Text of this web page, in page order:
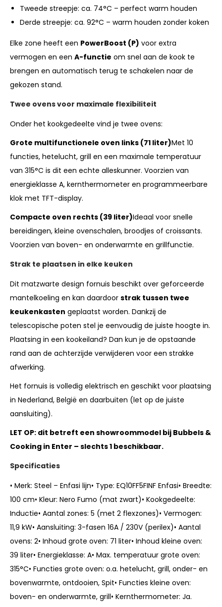
Tweede streepje: ca. 74°C – perfect warm houden
Derde streepje: ca. 92°C – warm houden zonder koken
Elke zone heeft een PowerBoost (P) voor extra
vermogen en een A-functie om snel aan de kook te
brengen en automatisch terug te schakelen naar de
gekozen stand.
Twee ovens voor maximale flexibiliteit
Onder het kookgedeelte vind je twee ovens:
Grote multifunctionele oven links (71 liter)Met 10
functies, hetelucht, grill en een maximale temperatuur
van 315°C is dit een echte alleskunner. Voorzien van
energieklasse A, kernthermometer en programmeerbare
klok met TFT-display.
Compacte oven rechts (39 liter)Ideaal voor snelle
bereidingen, kleine ovenschalen, broodjes of croissants.
Voorzien van boven- en onderwarmte en grillfunctie.
Strak te plaatsen in elke keuken
Dit matzwarte design fornuis beschikt over geforceerde
mantelkoeling en kan daardoor strak tussen twee
keukenkasten geplaatst worden. Dankzij de
telescopische poten stel je eenvoudig de juiste hoogte in.
Plaatsing in een kookeiland? Dan kun je de opstaande
rand aan de achterzijde verwijderen voor een strakke
afwerking.
Het fornuis is volledig elektrisch en geschikt voor plaatsing
in Nederland, België en daarbuiten (let op de juiste
aansluiting).
LET OP: dit betreft een showroommodel bij Bubbels &
Cooking in Enter – slechts 1 beschikbaar.
Specificaties
• Merk: Steel – Enfasi lijn• Type: EQ10FF5FINF Enfasi• Breedte:
100 cm• Kleur: Nero Fumo (mat zwart)• Kookgedeelte:
Inductie• Aantal zones: 5 (met 2 flexzones)• Vermogen:
11,9 kW• Aansluiting: 3-fasen 16A / 230V (perilex)• Aantal
ovens: 2• Inhoud grote oven: 71 liter• Inhoud kleine oven:
39 liter• Energieklasse: A• Max. temperatuur grote oven:
315°C• Functies grote oven: o.a. hetelucht, grill, onder- en
bovenwarmte, ontdooien, Spit• Functies kleine oven:
boven- en onderwarmte, grill• Kernthermometer: Ja.